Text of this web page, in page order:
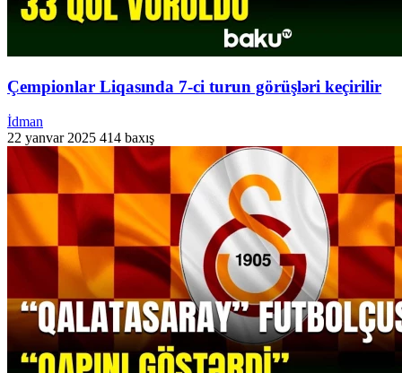
Çempionlar Liqasında 7-ci turun görüşləri keçirilir
İdman
22 yanvar 2025 414 baxış